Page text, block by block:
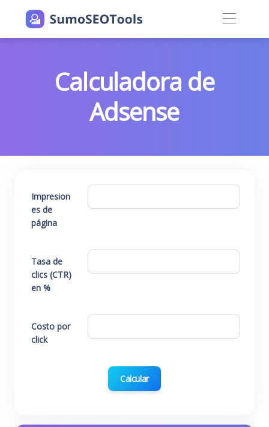
Calculadora de
Adsense
Impresion
es de
página
Tasa de
clics (CTR)
en %
Costo por
click
Calcular